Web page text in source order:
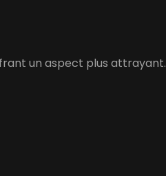
un aspect plus attrayant.